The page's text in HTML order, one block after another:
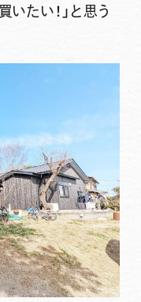
たい！」と思う